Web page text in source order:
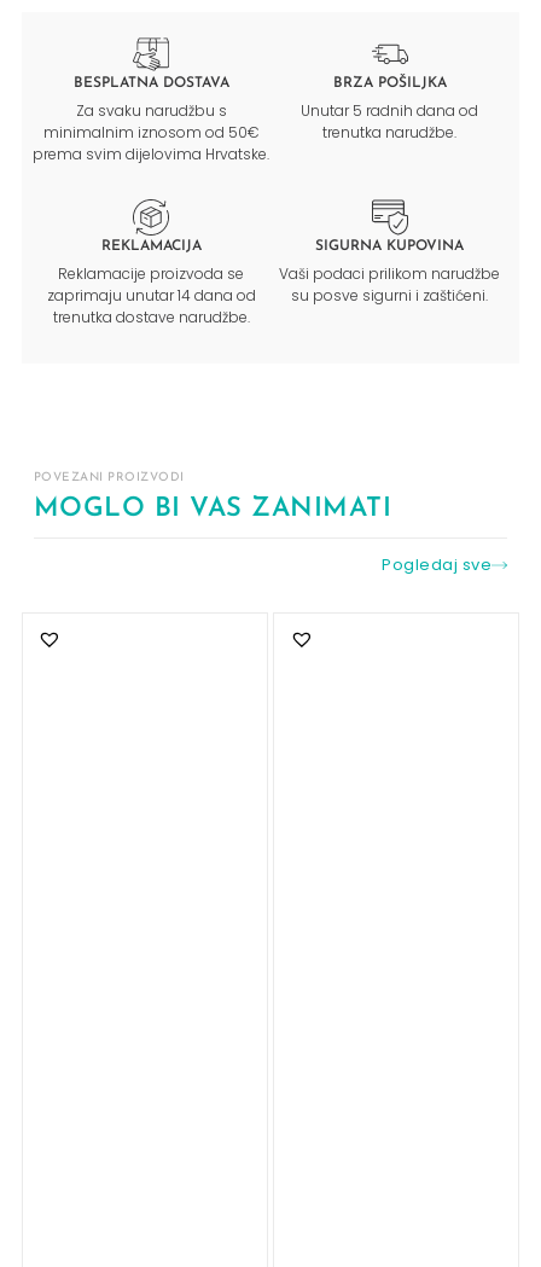
BESPLATNA DOSTAVA
Za svaku narudžbu s
minimalnim iznosom od 50€
prema svim dijelovima Hrvatske.
BRZA POŠILJKA
Unutar 5 radnih dana od
trenutka narudžbe.
REKLAMACIJA
Reklamacije proizvoda se
zaprimaju unutar 14 dana od
trenutka dostave narudžbe.
SIGURNA KUPOVINA
Vaši podaci prilikom narudžbe
su posve sigurni i zaštićeni.
POVEZANI PROIZVODI
MOGLO BI VAS ZANIMATI
Pogledaj sve